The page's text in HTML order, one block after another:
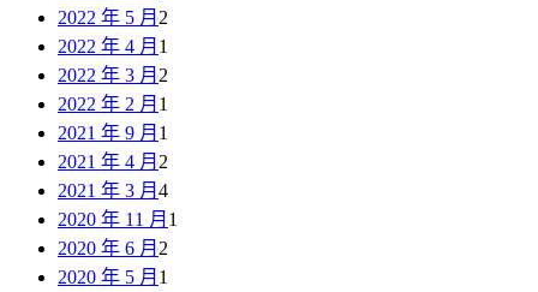
2022 年 5 月 2
2022 年 4 月 1
2022 年 3 月 2
2022 年 2 月 1
2021 年 9 月 1
2021 年 4 月 2
2021 年 3 月 4
2020 年 11 月 1
2020 年 6 月 2
2020 年 5 月 1